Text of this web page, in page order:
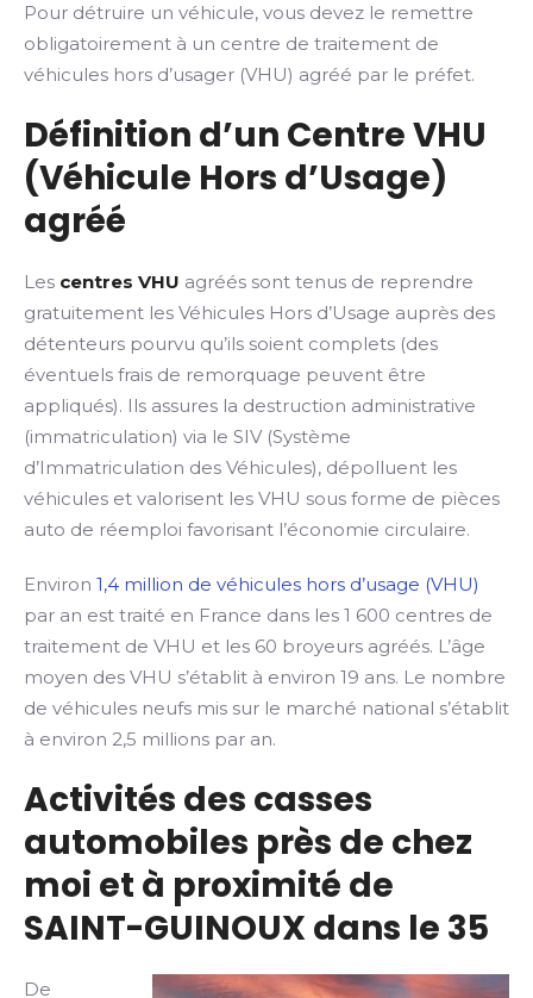
Pour détruire un véhicule, vous devez le remettre
obligatoirement à un centre de traitement de
véhicules hors d’usager (VHU) agréé par le préfet.
Définition d’un Centre VHU
(Véhicule Hors d’Usage)
agréé
Les centres VHU agréés sont tenus de reprendre
gratuitement les Véhicules Hors d’Usage auprès des
détenteurs pourvu qu’ils soient complets (des
éventuels frais de remorquage peuvent être
appliqués). Ils assures la destruction administrative
(immatriculation) via le SIV (Système
d’Immatriculation des Véhicules), dépolluent les
véhicules et valorisent les VHU sous forme de pièces
auto de réemploi favorisant l’économie circulaire.
Environ 1,4 million de véhicules hors d’usage (VHU)
par an est traité en France dans les 1 600 centres de
traitement de VHU et les 60 broyeurs agréés. L’âge
moyen des VHU s’établit à environ 19 ans. Le nombre
de véhicules neufs mis sur le marché national s’établit
à environ 2,5 millions par an.
Activités des casses
automobiles près de chez
moi et à proximité de
SAINT-GUINOUX dans le 35
De